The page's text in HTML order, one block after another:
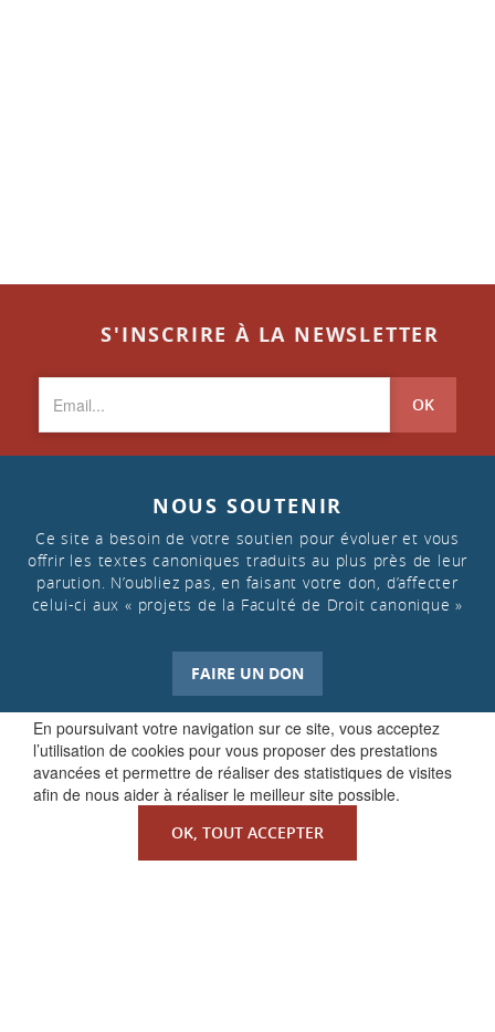
En poursuivant votre navigation sur ce site, vous acceptez
l’utilisation de cookies pour vous proposer des prestations
avancées et permettre de réaliser des statistiques de visites
afin de nous aider à réaliser le meilleur site possible.
OK, TOUT ACCEPTER
S'INSCRIRE À LA NEWSLETTER
OK
NOUS SOUTENIR
Ce site a besoin de votre soutien pour évoluer et vous
offrir les textes canoniques traduits au plus près de leur
parution. N’oubliez pas, en faisant votre don, d’affecter
celui-ci aux « projets de la Faculté de Droit canonique »
FAIRE UN DON